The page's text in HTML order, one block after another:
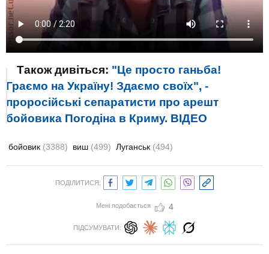
Також дивіться: "Це просто ганьба!
Граємо на Україну! Здаємо своїх", -
проросійські сепаратисти про арешт
бойовика Погодіна в Криму. ВIДЕО
бойовик (3388) виш (499) Луганськ (494)
ПОДІЛИТИСЯ:
Мені подобається 4
ПІДСУМУВАТИ: